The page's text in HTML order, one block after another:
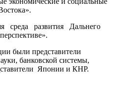
среда развития Дальнего
были представители
банковской системы,
Японии и КНР.